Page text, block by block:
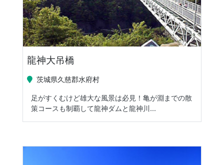
龍神大吊橋
茨城県久慈郡水府村
足がすくむけど雄大な風景は必見！亀が淵までの散
策コースも制覇して龍神ダムと龍神川...